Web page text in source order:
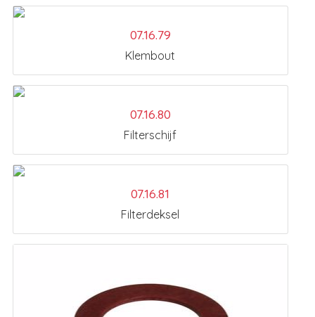
07.16.79
Klembout
07.16.80
Filterschijf
07.16.81
Filterdeksel